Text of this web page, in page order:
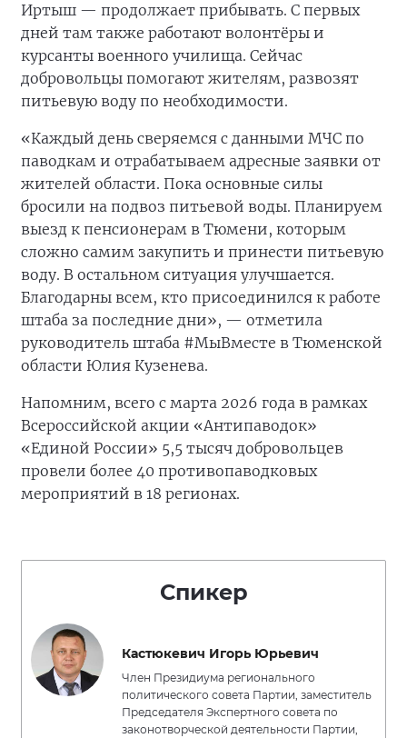
Иртыш — продолжает прибывать. С первых
дней там также работают волонтёры и
курсанты военного училища. Сейчас
добровольцы помогают жителям, развозят
питьевую воду по необходимости.
«Каждый день сверяемся с данными МЧС по
паводкам и отрабатываем адресные заявки от
жителей области. Пока основные силы
бросили на подвоз питьевой воды. Планируем
выезд к пенсионерам в Тюмени, которым
сложно самим закупить и принести питьевую
воду. В остальном ситуация улучшается.
Благодарны всем, кто присоединился к работе
штаба за последние дни», — отметила
руководитель штаба #МыВместе в Тюменской
области Юлия Кузенева.
Напомним, всего с марта 2026 года в рамках
Всероссийской акции «Антипаводок»
«Единой России» 5,5 тысяч добровольцев
провели более 40 противопаводковых
мероприятий в 18 регионах.
Спикер
Кастюкевич Игорь Юрьевич
Член Президиума регионального
политического совета Партии, заместитель
Председателя Экспертного совета по
законотворческой деятельности Партии,